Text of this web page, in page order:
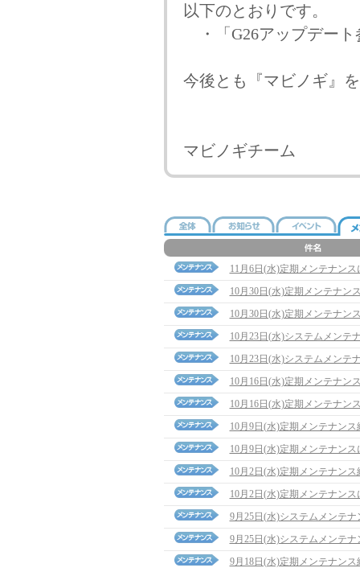
以下のとおりです。
・「G26アップデート
今後とも『マビノギ』
マビノギチーム
11月6日(水)定期メンテナンス
10月30日(水)定期メンテナン
10月30日(水)定期メンテナン
10月23日(水)システムメンテ
10月23日(水)システムメンテ
10月16日(水)定期メンテナン
10月16日(水)定期メンテナン
10月9日(水)定期メンテナン
10月9日(水)定期メンテナンス
10月2日(水)定期メンテナン
10月2日(水)定期メンテナンス
9月25日(水)システムメンテ
9月25日(水)システムメンテナ
9月18日(水)定期メンテナン